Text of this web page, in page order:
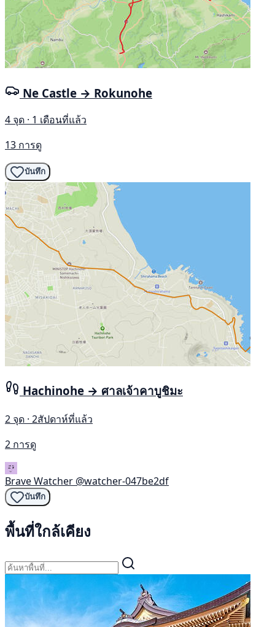
Ne Castle → Rokunohe
4 จุด · 1 เดือนที่แล้ว
13 การดู
บันทึก
Hachinohe → ศาลเจ้าคาบูชิมะ
2 จุด · 2สัปดาห์ที่แล้ว
2 การดู
Brave Watcher @watcher-047be2df
บันทึก
พื้นที่ใกล้เคียง